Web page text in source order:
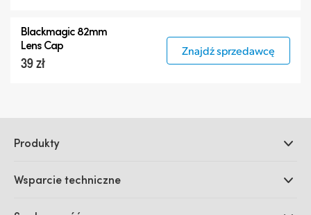
Blackmagic 82mm
Lens Cap
39 zł
Znajdź sprzedawcę
Produkty
DaVinci Resolve i oprogramowanie Fusion
Wsparcie techniczne